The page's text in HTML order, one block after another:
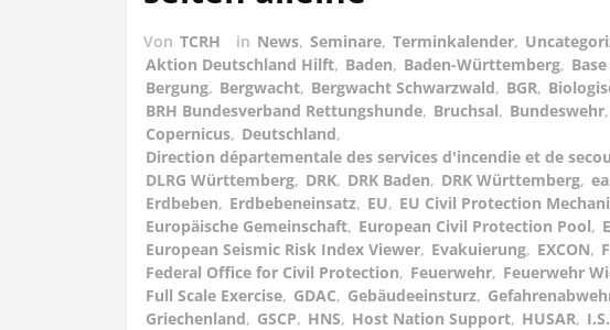
Von TCRH in News, Seminare, Terminkalender,
Aktion Deutschland Hilft, Baden, Baden-Württemberg,
Bergung, Bergwacht, Bergwacht Schwarzwald, BGR,
BRH Bundesverband Rettungshunde, Bruchsal, Bundeswehr,
Copernicus, Deutschland,
Direction départementale des services d'incendie et de
DLRG Württemberg, DRK, DRK Baden, DRK Württemberg,
Erdbeben, Erdbebeneinsatz, EU, EU Civil Protection
Europäische Gemeinschaft, European Civil Protection Pool,
European Seismic Risk Index Viewer, Evakuierung, EXCON,
Federal Office for Civil Protection, Feuerwehr, Feuerwehr
Full Scale Exercise, GDAC, Gebäudeeinsturz,
Griechenland, GSCP, HNS, Host Nation Support, HUSAR,